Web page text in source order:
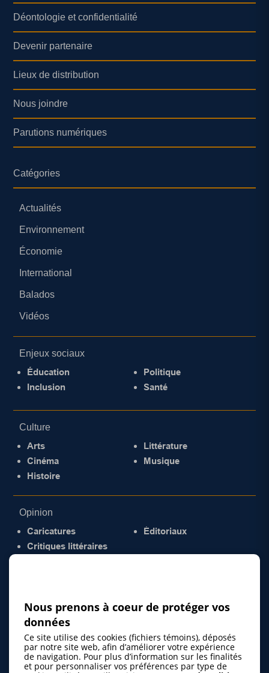
Déontologie et confidentialité
Devenir partenaire
Lieux de distribution
Nous joindre
Parutions numériques
Catégories
Actualités
Environnement
Économie
International
Balados
Vidéos
Enjeux sociaux
Éducation
Inclusion
Politique
Santé
Culture
Arts
Cinéma
Histoire
Littérature
Musique
Opinion
Caricatures
Critiques littéraires
Éditoriaux
Nous prenons à coeur de protéger vos
données
Ce site utilise des cookies (fichiers témoins), déposés
par notre site web, afin d’améliorer votre expérience
de navigation. Pour plus d’information sur les finalités
et pour personnaliser vos préférences par type de